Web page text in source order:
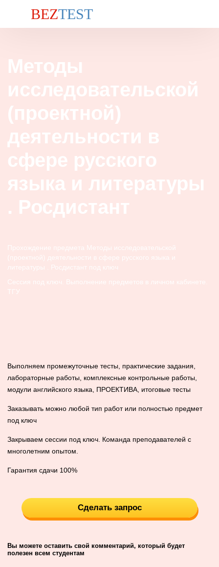
BEZTEST
Методы
исследовательской
(проектной)
деятельности в
сфере русского
языка и литературы
. Росдистант
Прохождение предмета Методы исследовательской
(проектной) деятельности в сфере русского языка и
литературы . Росдистант под ключ
Сессия под ключ. Выполнение предметов в личном кабинете.
ТГУ
Выполняем промежуточные тесты, практические задания,
лабораторные работы, комплексные контрольные работы,
модули английского языка, ПРОЕКТИВА, итоговые тесты
Заказывать можно любой тип работ или полностью предмет
под ключ
Закрываем сессии под ключ. Команда преподавателей с
многолетним опытом.
Гарантия сдачи 100%
Сделать запрос
Вы можете оставить свой комментарий, который будет
полезен всем студентам